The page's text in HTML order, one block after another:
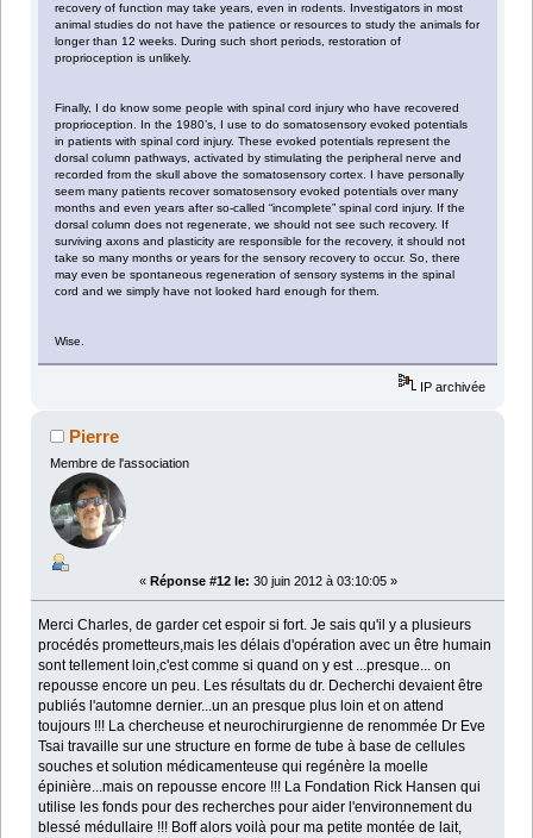
recovery of function may take years, even in rodents. Investigators in most
animal studies do not have the patience or resources to study the animals for
longer than 12 weeks. During such short periods, restoration of
proprioception is unlikely.
Finally, I do know some people with spinal cord injury who have recovered
proprioception. In the 1980’s, I use to do somatosensory evoked potentials
in patients with spinal cord injury. These evoked potentials represent the
dorsal column pathways, activated by stimulating the peripheral nerve and
recorded from the skull above the somatosensory cortex. I have personally
seem many patients recover somatosensory evoked potentials over many
months and even years after so-called “incomplete” spinal cord injury. If the
dorsal column does not regenerate, we should not see such recovery. If
surviving axons and plasticity are responsible for the recovery, it should not
take so many months or years for the sensory recovery to occur. So, there
may even be spontaneous regeneration of sensory systems in the spinal
cord and we simply have not looked hard enough for them.
Wise.
IP archivée
Pierre
Membre de l'association
« Réponse #12 le: 30 juin 2012 à 03:10:05 »
Merci Charles, de garder cet espoir si fort. Je sais qu'il y a plusieurs
procédés prometteurs,mais les délais d'opération avec un être humain
sont tellement loin,c'est comme si quand on y est ...presque... on
repousse encore un peu. Les résultats du dr. Decherchi devaient être
publiés l'automne dernier...un an presque plus loin et on attend
toujours !!! La chercheuse et neurochirurgienne de renommée Dr Eve
Tsai travaille sur une structure en forme de tube à base de cellules
souches et solution médicamenteuse qui regénère la moelle
épinière...mais on repousse encore !!! La Fondation Rick Hansen qui
utilise les fonds pour des recherches pour aider l'environnement du
blessé médullaire !!! Boff alors voilà pour ma petite montée de lait,